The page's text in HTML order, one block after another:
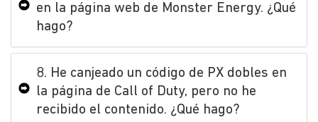
en la página web de Monster Energy. ¿Qué
hago?
8. He canjeado un código de PX dobles en
la página de Call of Duty, pero no he
recibido el contenido. ¿Qué hago?